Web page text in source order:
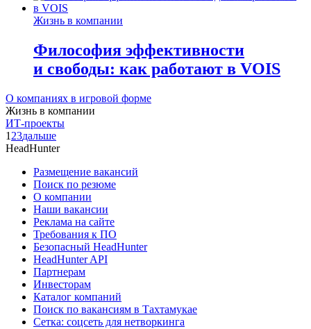
Жизнь в компании
Философия эффективности
и свободы: как работают в VOIS
О компаниях в игровой форме
Жизнь в компании
ИТ-проекты
1 23дальше
HeadHunter
Размещение вакансий
Поиск по резюме
О компании
Наши вакансии
Реклама на сайте
Требования к ПО
Безопасный HeadHunter
HeadHunter API
Партнерам
Инвесторам
Каталог компаний
Поиск по вакансиям в Тахтамукае
Сетка: соцсеть для нетворкинга